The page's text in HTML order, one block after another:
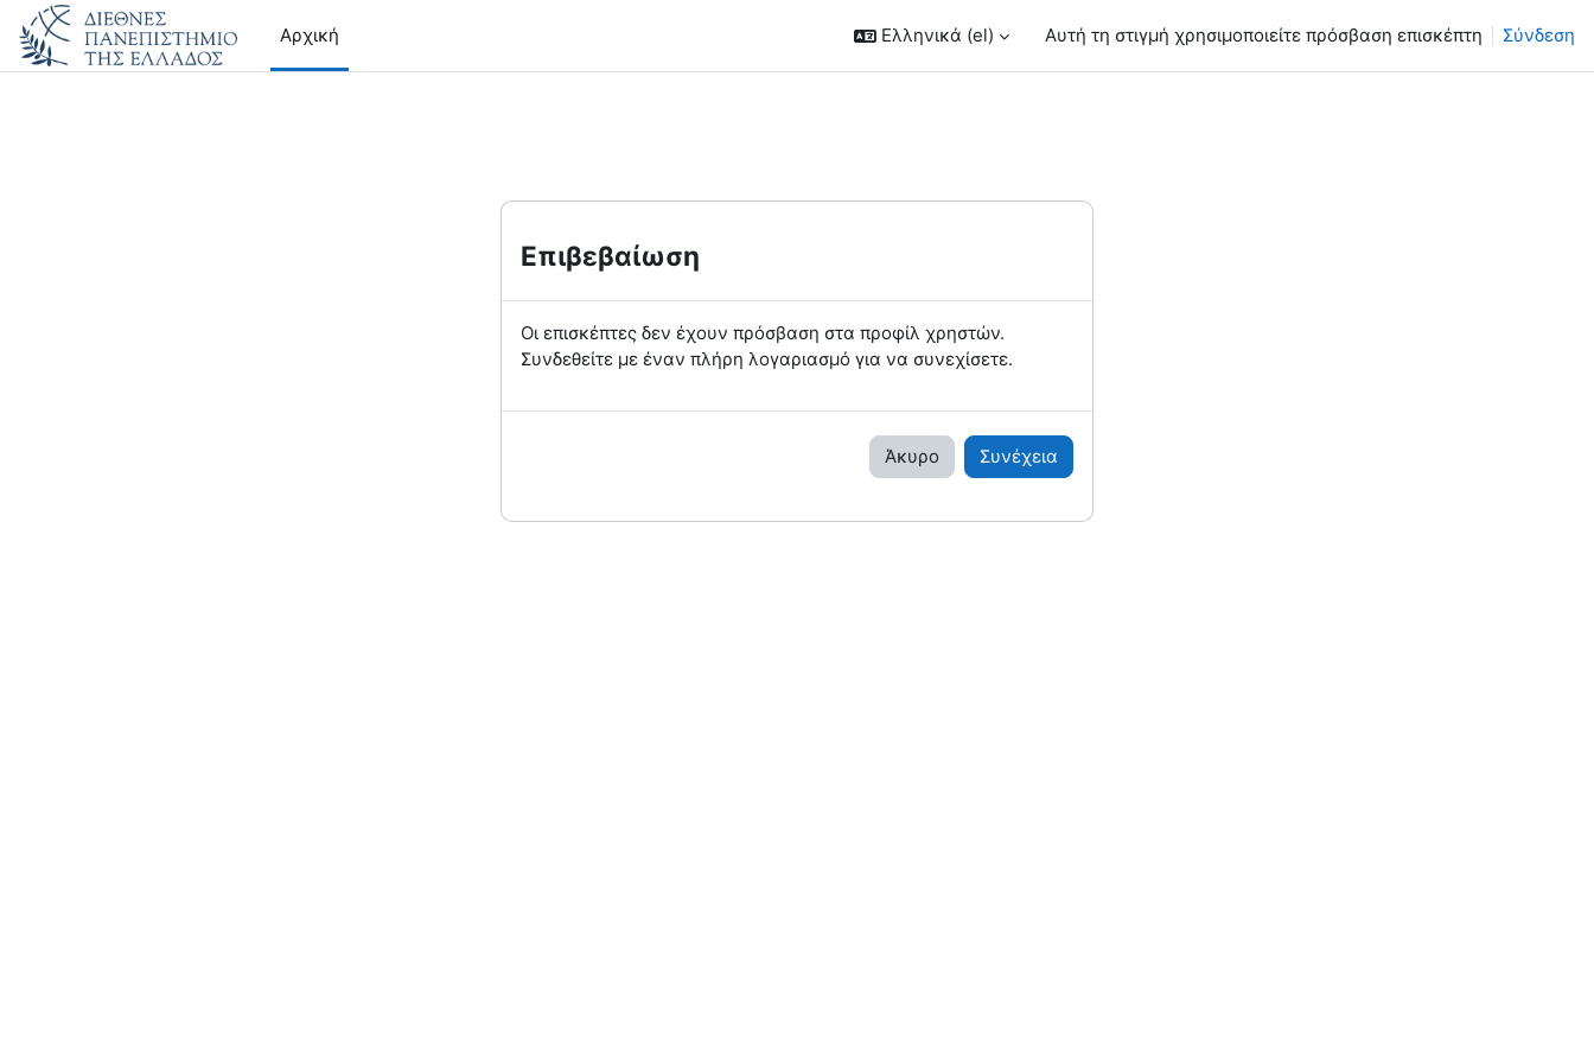
Μετάβαση στο κεντρικό περιεχόμενο
Αρχική
Ελληνικά ‎(el)‎ Αυτή τη στιγμή χρησιμοποιείτε πρόσβαση επισκέπτη Σύνδεση
Επιβεβαίωση
Οι επισκέπτες δεν έχουν πρόσβαση στα προφίλ χρηστών.
Συνδεθείτε με έναν πλήρη λογαριασμό για να συνεχίσετε.
Άκυρο Συνέχεια